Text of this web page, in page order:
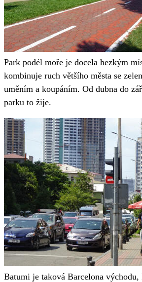
Park podél moře je docela hezkým
kombinuje ruch většího města se
uměním a koupáním. Od dubna do
parku to žije.
Batumi je taková Barcelona